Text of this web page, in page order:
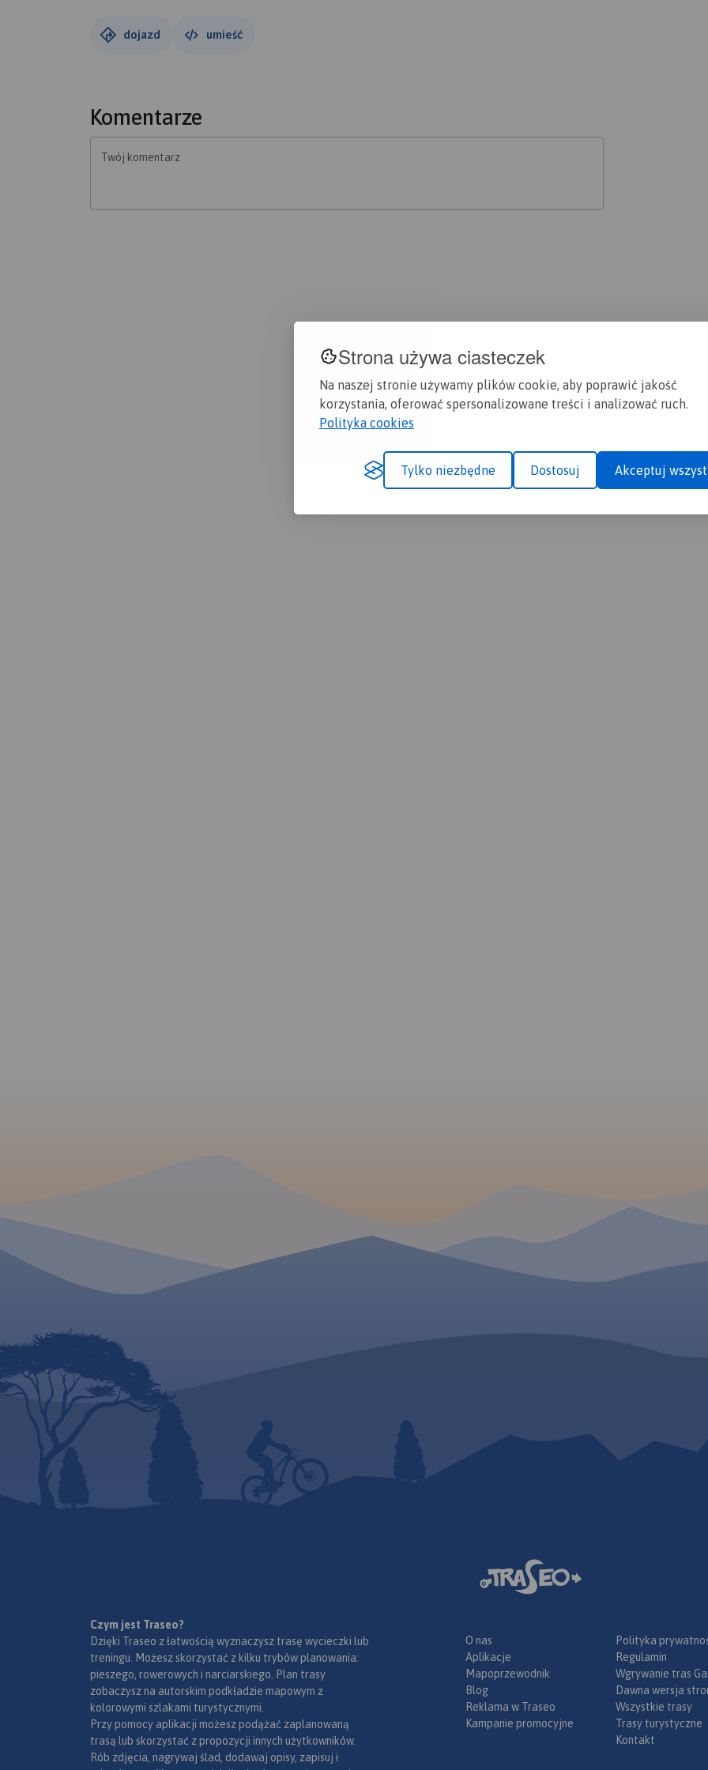
Strona używa ciasteczek
Na naszej stronie używamy plików cookie, aby poprawić jakość
korzystania, oferować spersonalizowane treści i analizować ruch.
Polityka cookies
Tylko niezbędne Dostosuj Akceptuj
dojazd umieść
Komentarze
Twój komentarz
Czym jest Traseo?
Dzięki Traseo z łatwością wyznaczysz trasę wycieczki lub
treningu. Możesz skorzystać z kilku trybów planowania:
pieszego, rowerowych i narciarskiego. Plan trasy
zobaczysz na autorskim podkładzie mapowym z
kolorowymi szlakami turystycznymi.
Przy pomocy aplikacji możesz podążać zaplanowaną
trasą lub skorzystać z propozycji innych użytkowników.
Rób zdjęcia, nagrywaj ślad, dodawaj opisy, zapisuj i
O nas
Aplikacje
Mapoprzewodnik
Blog
Reklama w Traseo
Kampanie promocyjne
Polityka
Regulamin
Wgrywanie tras
Dawna wersja
Wszystkie trasy
Trasy turystyczne
Kontakt